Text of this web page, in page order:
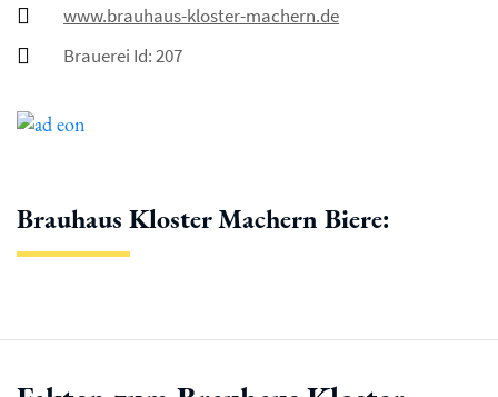
www.brauhaus-kloster-machern.de
Brauerei Id: 207
Brauhaus Kloster Machern Biere: